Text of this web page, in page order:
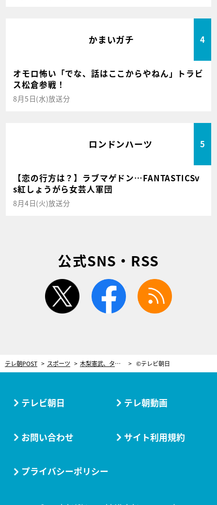
かまいガチ 4
オモロ怖い「でな、話はここからやねん」トラビ
ス松倉参戦！
8月5日(水)放送分
ロンドンハーツ 5
【恋の行方は？】ラブマゲドン…FANTASTICSv
s紅しょうがら女芸人軍団
8月4日(火)放送分
公式SNS・RSS
twitter facebook
テレ朝POST スポーツ 木梨憲武、タイガー・ウッズのサイングッズに大喜び！「グローブは貴明にあげる」 ©テレビ朝日
テレビ朝日 テレ朝動画
お問い合わせ サイト利用規約
プライバシーポリシー